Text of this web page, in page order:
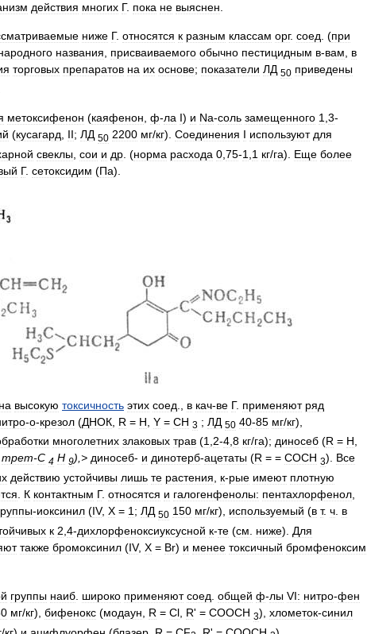
действия многих Г. пока не выяснен
ниже Г. относятся к разным классам орг. соед . (при
названия присваиваемого обычно пестицидным в-вам
в
торговых препаратов на их основе; показатели ЛД 50 приведены
метоксифенон (каяфенон ф-ла I) и Na-соль замещенного 1 3-
(кусагард II; ЛД 50 2200 мг/кг). Соединения I используют для
свеклы сои и др . (норма расхода 0 75-1 1 кг/га). Еще более
Г. сетоксидим (Па).
на высокую токсичность этих соед в кач-ве Г. применяют ряд
-о-крезол (ДНОК R = Н Y = СН 3 ; ЛД 50 40-85 мг/кг),
многолетних злаковых трав (1,2-4,8 кг/га); диносеб (R = Н,
трет-С 4 Н 9),> диносеб- и динотерб-ацетаты (R = = СОСН 3). Все
действию устойчивы лишь те растения к-рые имеют плотную
К контактным Г. относятся и галогенфенолы: пентахлорфенол
-иоксинил (IV, Х = 1 ; ЛД 50 150 мг/кг), используемый (в т. ч в
к 2 4-дихлорфеноксиуксусной к-те (см ниже). Для
также бромоксинил (IV, X = Вr) и менее токсичный бромфеноксим
группы наиб широко применяют соед общей ф-лы VI: нитро-фен
мг/кг), бифенокс (модаун R = Cl R' = СООСН 3), хлометок-синил